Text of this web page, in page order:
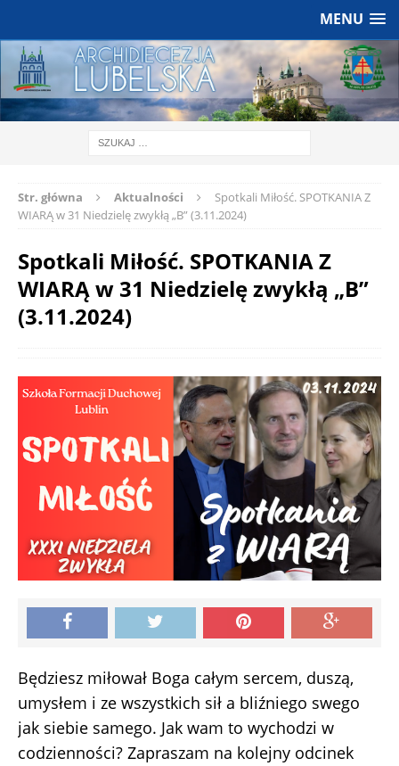
MENU
Str. główna Aktualności
Spotkali Miłość. SPOTKANIA Z
WIARĄ w 31 Niedzielę zwykłą „B” (3.11.2024)
Spotkali Miłość. SPOTKANIA Z
WIARĄ w 31 Niedzielę zwykłą „B”
(3.11.2024)
Będziesz miłował Boga całym sercem, duszą,
umysłem i ze wszystkich sił a bliźniego swego
jak siebie samego. Jak wam to wychodzi w
codzienności? Zapraszam na kolejny odcinek